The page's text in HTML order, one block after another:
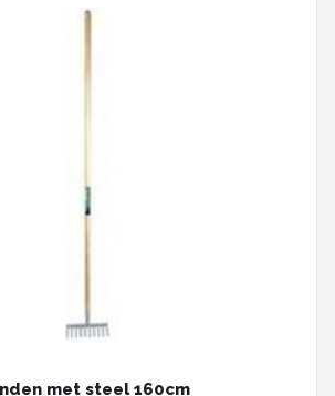
met steel 160cm